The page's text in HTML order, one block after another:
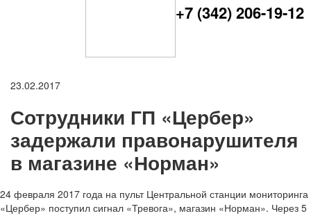
+7 (342) 206-19-12
23.02.2017
Сотрудники ГП «Цербер»
задержали правонарушителя
в магазине «Норман»
24 февраля 2017 года на пульт Центральной станции мониторинга
«Цербер» поступил сигнал «Тревога», магазин «Норман». Через 5